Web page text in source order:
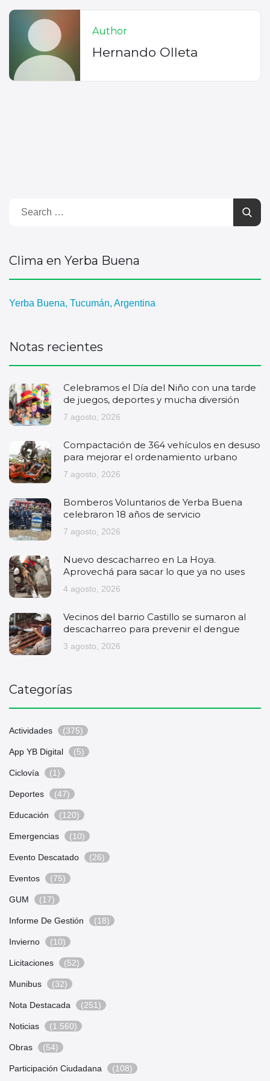
Author
Hernando Olleta
Clima en Yerba Buena
Yerba Buena, Tucumán, Argentina
Notas recientes
Celebramos el Día del Niño con una tarde
de juegos, deportes y mucha diversión
7 agosto, 2026
Compactación de 364 vehículos en desuso
para mejorar el ordenamiento urbano
7 agosto, 2026
Bomberos Voluntarios de Yerba Buena
celebraron 18 años de servicio
7 agosto, 2026
Nuevo descacharreo en La Hoya.
Aprovechá para sacar lo que ya no uses
4 agosto, 2026
Vecinos del barrio Castillo se sumaron al
descacharreo para prevenir el dengue
3 agosto, 2026
Categorías
Actividades (375)
App YB Digital (5)
Ciclovía (1)
Deportes (47)
Educación (120)
Emergencias (10)
Evento Descatado (26)
Eventos (75)
GUM (17)
Informe De Gestión (18)
Invierno (10)
Licitaciones (52)
Munibus (32)
Nota Destacada (251)
Noticias (1.560)
Obras (54)
Participación Ciudadana (108)